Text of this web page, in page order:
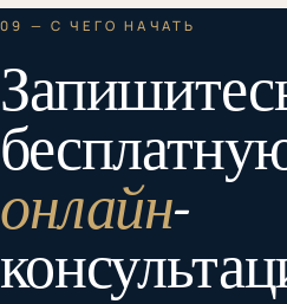
09 — С ЧЕГО НАЧАТЬ
онлайн-